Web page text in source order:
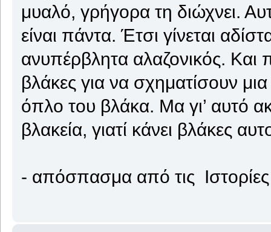
μυαλό, γρήγορα τη διώχνει.
είναι πάντα. Έτσι γίνεται
ανυπέρβλητα αλαζονικός. Και
βλάκες για να σχηματίσουν
όπλο του βλάκα. Μα γι’ αυτό
βλακεία, γιατί κάνει βλάκες
- απόσπασμα από τις